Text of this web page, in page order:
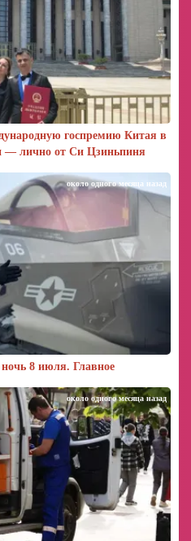
госпремию Китая в
— лично от Си Цзиньпиня
8 июля. Главное
около одного месяца назад
около одного месяца назад